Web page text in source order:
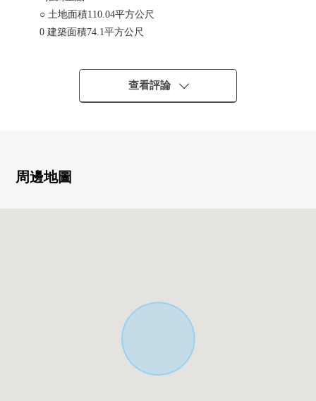
○ 土地面積110.04平方公尺
0 建築面積74.1平方公尺
○ 容積率200%(前面道路幅員180%)
○ 約15.2張塌塌米LDK
0 有停車位2台分鐘(出自車型的)
■ 出自三井Rehouse的不動產出售、移動支援
是三井Rehouse，并且，朝在橋本、相模原區域討論移動的
整個的方向，從出售到購買提供總計支援。
查看評論
周邊地圖